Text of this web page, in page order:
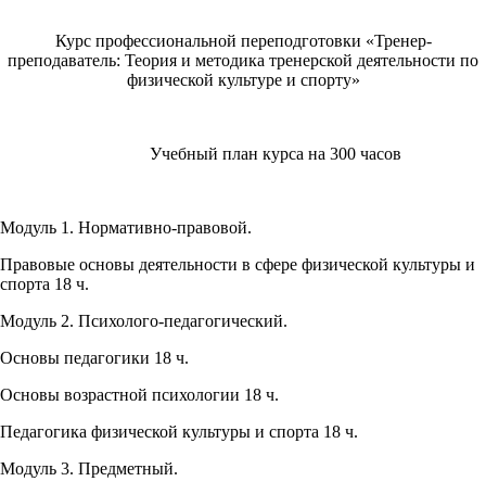
Курс профессиональной переподготовки «Тренер-
преподаватель: Теория и методика тренерской деятельности по
физической культуре и спорту»
Учебный план курса на 300 часов
Модуль 1. Нормативно-правовой.
Правовые основы деятельности в сфере физической культуры и
спорта 18 ч.
Модуль 2. Психолого-педагогический.
Основы педагогики 18 ч.
Основы возрастной психологии 18 ч.
Педагогика физической культуры и спорта 18 ч.
Модуль 3. Предметный.